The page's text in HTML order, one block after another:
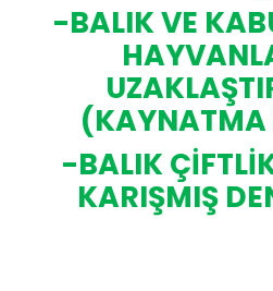
-BALIK VE
(KAYNATMA
-BALIK
KARIŞMIŞ